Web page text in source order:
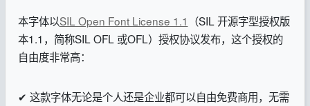
本字体以SIL Open Font License 1.1 （SIL 开源字型授权版
本1.1，简称SIL OFL 或OFL）授权协议发布，这个授权的
自由度非常高：
✔ 这款字体无论是个人还是企业都可以自由免费商用，无需